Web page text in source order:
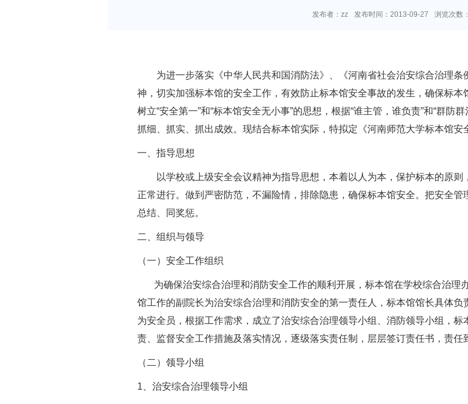
发布者：zz 发布时间：2013-09-27 浏览次数：
为进一步落实《中华人民共和国消防法》、《河南省社会治安综合治理条
神，切实加强标本馆的安全工作，有效防止标本馆安全事故的发生，确保标
树立“安全第一”和“标本馆安全无小事”的思想，根据“谁主管，谁负责”和“群防群
抓细、抓实、抓出成效。现结合标本馆实际，特拟定《河南师范大学标本馆安
一、指导思想
以学校或上级安全会议精神为指导思想，本着以人为本，保护标本的原则
正常进行。做到严密防范，不漏险情，排除隐患，确保标本馆安全。把安全
总结、同奖惩。
二、组织与领导
（一）安全工作组织
为确保治安综合治理和消防安全工作的顺利开展，标本馆在学校综合治理
馆工作的副院长为治安综合治理和消防安全的第一责任人，标本馆馆长具体
为安全员，根据工作需求，成立了治安综合治理领导小组、消防领导小组，
责、监督安全工作措施及落实情况，逐级落实责任制，层层签订责任书，责任
（二）领导小组
1 、治安综合治理领导小组